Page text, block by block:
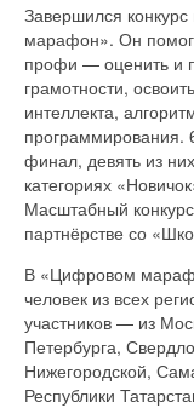
Завершился
марафон». Он помог
профи — оценить и
грамотности,
интеллекта,
программирования.
финал, девять из
категориях
Масштабный
партнёрстве со
В «Цифровом
человек из всех
участников — из
Петербурга,
Нижегородской,
Республики